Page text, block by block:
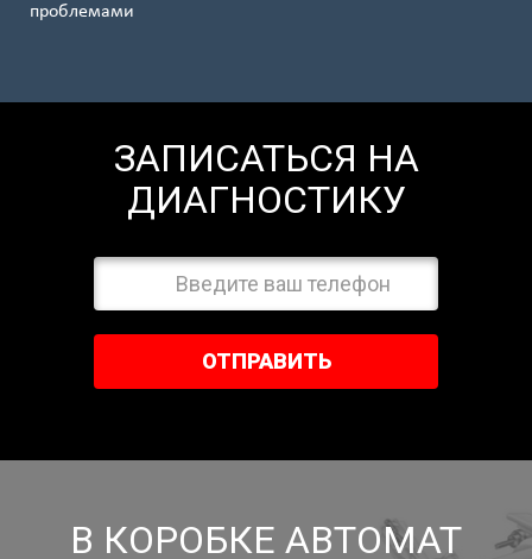
проблемами
ЗАПИСАТЬСЯ НА
ДИАГНОСТИКУ
ОТПРАВИТЬ
В КОРОБКЕ АВТОМАТ